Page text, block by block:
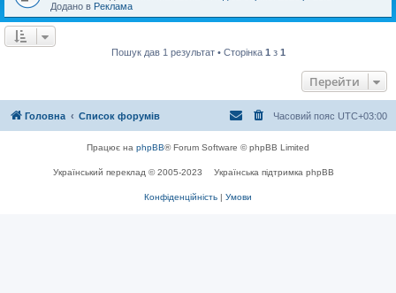
Додано в Реклама
Пошук дав 1 результат • Сторінка 1 з 1
Перейти
Головна Список форумів Часовий пояс UTC+03:00
Працює на phpBB® Forum Software © phpBB Limited
Український переклад © 2005-2023 Українська підтримка phpBB
Конфіденційність | Умови